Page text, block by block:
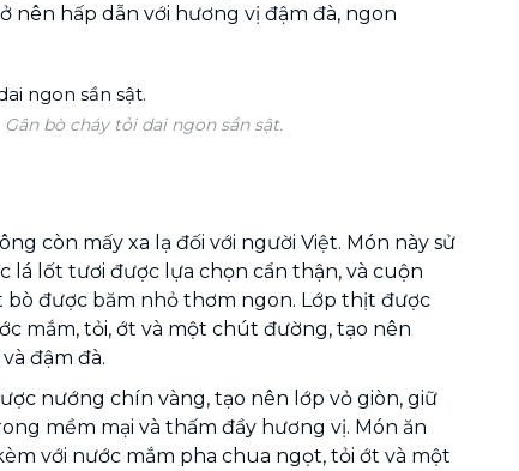
nên hấp dẫn với hương vị đậm đà, ngon
Gân bò cháy tỏi dai ngon sần sật.
còn mấy xa lạ đối với người Việt. Món này sử
lá lốt tươi được lựa chọn cẩn thận, và cuộn
bò được băm nhỏ thơm ngon. Lớp thịt được
mắm, tỏi, ớt và một chút đường, tạo nên
đậm đà.
nướng chín vàng, tạo nên lớp vỏ giòn, giữ
mềm mại và thấm đầy hương vị. Món ăn
với nước mắm pha chua ngọt, tỏi ớt và một